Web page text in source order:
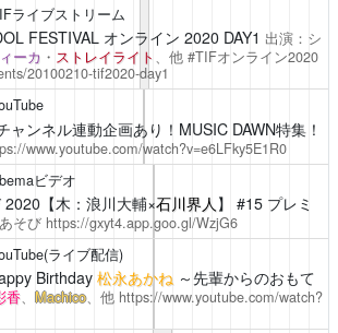
ライブストリーム
FESTIVAL オンライン 2020 DAY1 出演：シ
ーカ ・ ストレイライト 、他 #TIFオンライン2020
20100210-tif2020-day1
ャンネル連動企画あり！MUSIC DAWN特集！
www.youtube.com/watch?v=e6LFky5E1R0
ビデオ
2020【木：浪川大輔×石川界人 】 #15 プレミ
そび https://gxyt4.app.goo.gl/WzjG6
ライブ配信)
Birthday 松永あかね～先輩からのおもて
香、 Machico、他 https://www.youtube.com/watch?